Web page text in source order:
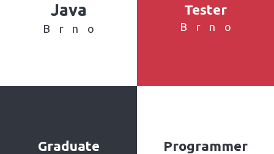
Java
Brno
Tester
Brno
Graduate Programmer